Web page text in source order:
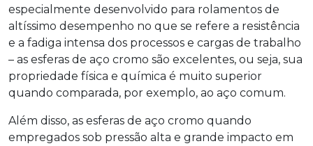
especialmente desenvolvido para rolamentos de
altíssimo desempenho no que se refere a resistência
e a fadiga intensa dos processos e cargas de trabalho
– as esferas de aço cromo são excelentes, ou seja, sua
propriedade física e química é muito superior
quando comparada, por exemplo, ao aço comum.
Além disso, as esferas de aço cromo quando
empregados sob pressão alta e grande impacto em